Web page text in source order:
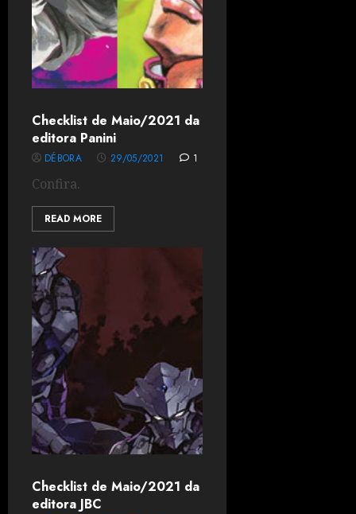
Checklist de Maio/2021 da
editora Panini
DÉBORA 29/05/2021 1
Confira.
READ MORE
Checklist de Maio/2021 da
editora JBC